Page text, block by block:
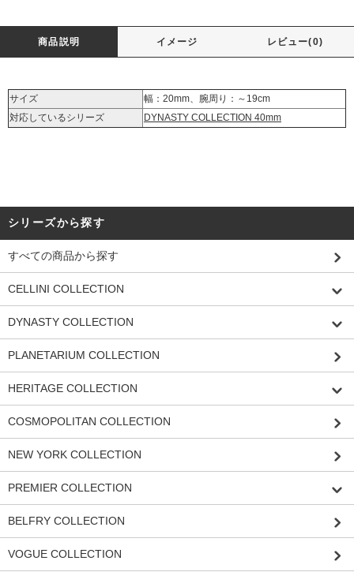
商品説明 イメージ レビュー(0)
サイズ
幅：20mm、腕周り：～19cm
対応しているシリーズ
DYNASTY COLLECTION 40mm
シリーズから探す
すべての商品から探す
CELLINI COLLECTION
DYNASTY COLLECTION
PLANETARIUM COLLECTION
HERITAGE COLLECTION
COSMOPOLITAN COLLECTION
NEW YORK COLLECTION
PREMIER COLLECTION
BELFRY COLLECTION
VOGUE COLLECTION